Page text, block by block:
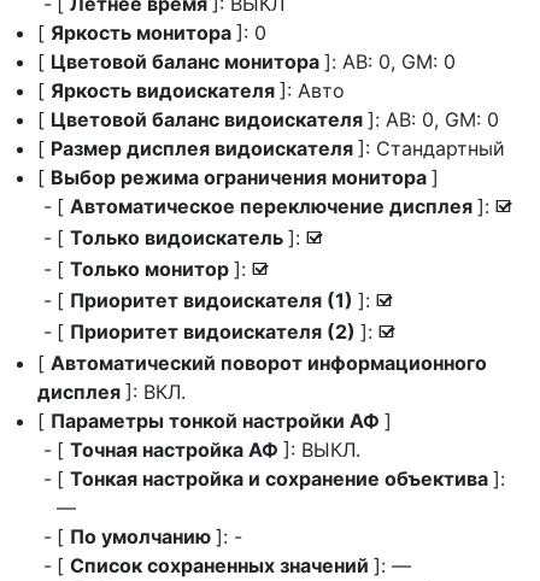
[ Яркость монитора ]: 0
[ Цветовой баланс монитора ]: AB: 0, GM: 0
[ Яркость видоискателя ]: Авто
[ Цветовой баланс видоискателя ]: AB: 0, GM: 0
[ Размер дисплея видоискателя ]: Стандартный
[ Выбор режима ограничения монитора ]
[ Автоматическое переключение дисплея ]: M
[ Только видоискатель ]: M
[ Только монитор ]: M
[ Приоритет видоискателя (1) ]: M
[ Приоритет видоискателя (2) ]: M
[ Автоматический поворот информационного
дисплея ]: ВКЛ.
[ Параметры тонкой настройки АФ ]
[ Точная настройка АФ ]: ВЫКЛ.
[ Тонкая настройка и сохранение объектива ]:
—
[ По умолчанию ]: -
[ Список сохраненных значений ]: —